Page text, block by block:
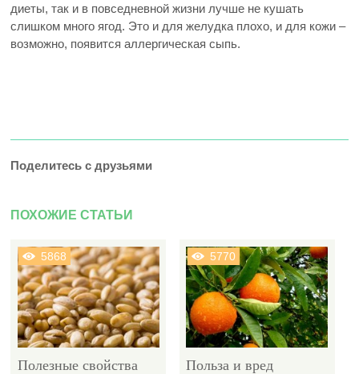
диеты, так и в повседневной жизни лучше не кушать
слишком много ягод. Это и для желудка плохо, и для кожи –
возможно, появится аллергическая сыпь.
Поделитесь с друзьями
ПОХОЖИЕ СТАТЬИ
5868
Полезные свойства
5770
Польза и вред